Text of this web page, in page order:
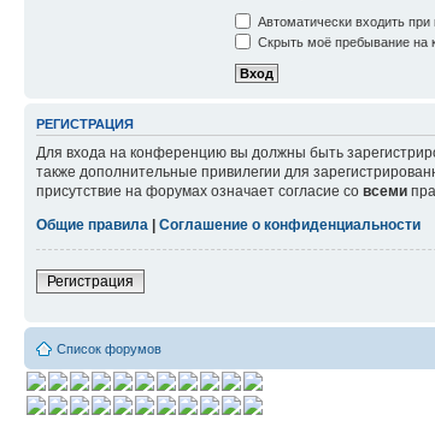
Автоматически входить
Скрыть моё пребывание на
РЕГИСТРАЦИЯ
Для входа на конференцию вы должны быть
также дополнительные привилегии для
присутствие на форумах означает согласие со всеми
Общие правила | Соглашение о конфиденциальности
Регистрация
Список форумов